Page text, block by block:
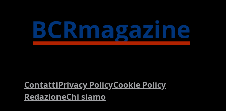
ContattiPrivacy PolicyCookie Policy
RedazioneChi siamo